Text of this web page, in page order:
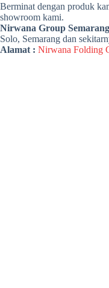
Berminat dengan produk
showroom kami.
Nirwana Group Semarang
Solo, Semarang dan
Alamat : Nirwana Folding